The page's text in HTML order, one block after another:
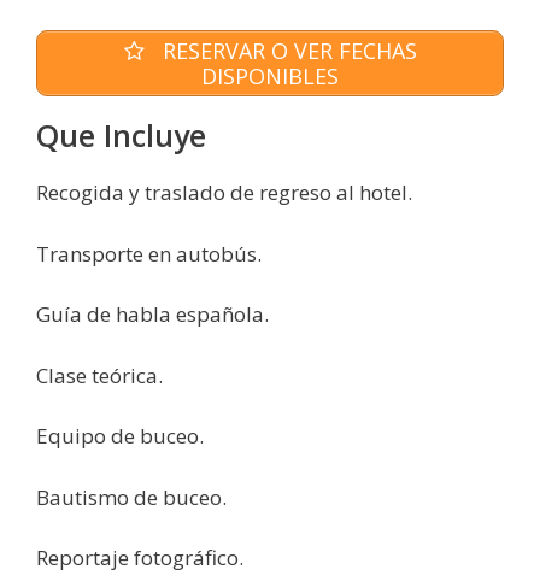
RESERVAR O VER FECHAS
DISPONIBLES
Que Incluye
Recogida y traslado de regreso al hotel.
Transporte en autobús.
Guía de habla española.
Clase teórica.
Equipo de buceo.
Bautismo de buceo.
Reportaje fotográfico.